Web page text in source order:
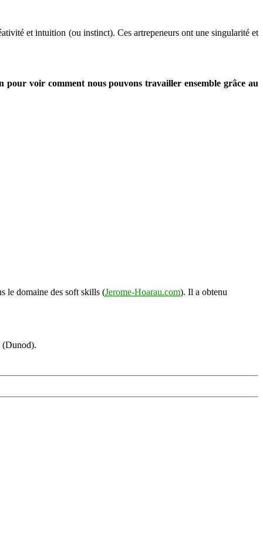
et intuition (ou instinct). Ces artrepeneurs ont une singularité et
pour voir comment nous pouvons travailler ensemble grâce au
le domaine des soft skills (Jerome-Hoarau.com). Il a obtenu
(Dunod).